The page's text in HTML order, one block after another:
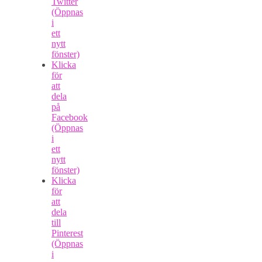
(Öppnas
i
ett
nytt
fönster)
Klicka
för
att
dela
på
Facebook
(Öppnas
i
ett
nytt
fönster)
Klicka
för
att
dela
till
Pinterest
(Öppnas
i